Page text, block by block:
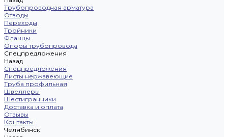
Трубопроводная арматура
Отводы
Переходы
Тройники
Фланцы
Опоры трубопровода
Спецпредложения
Назад
Спецпредложения
Листы нержавеющие
Труба профильная
Швеллеры
Шестигранники
Доставка и оплата
Отзывы
Контакты
Челябинск